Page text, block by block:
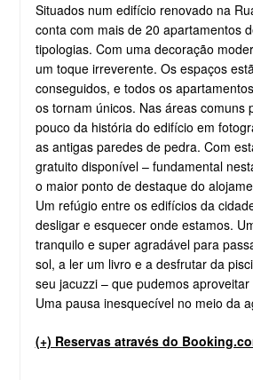
Situados num edifício renovado na
conta com mais de 20 apartamentos
tipologias. Com uma decoração
um toque irreverente. Os espaços
conseguidos, e todos os
os tornam únicos. Nas áreas comuns
pouco da história do edifício em
as antigas paredes de pedra. Com
gratuito disponível – fundamental
o maior ponto de destaque do
Um refúgio entre os edifícios da
desligar e esquecer onde estamos.
tranquilo e super agradável para
sol, a ler um livro e a desfrutar da
seu jacuzzi – que pudemos
Uma pausa inesquecível no meio da
(+) Reservas através do